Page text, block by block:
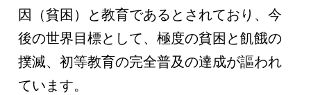
因（貧困）と教育であるとされており、今
後の世界目標として、極度の貧困と飢餓の
撲滅、初等教育の完全普及の達成が謳われ
ています。